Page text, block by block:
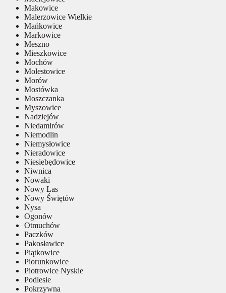
Makowice
Malerzowice Wielkie
Mańkowice
Markowice
Meszno
Mieszkowice
Mochów
Molestowice
Morów
Mostówka
Moszczanka
Myszowice
Nadziejów
Niedamirów
Niemodlin
Niemysłowice
Nieradowice
Niesiebędowice
Niwnica
Nowaki
Nowy Las
Nowy Świętów
Nysa
Ogonów
Otmuchów
Paczków
Pakosławice
Piątkowice
Piorunkowice
Piotrowice Nyskie
Podlesie
Pokrzywna